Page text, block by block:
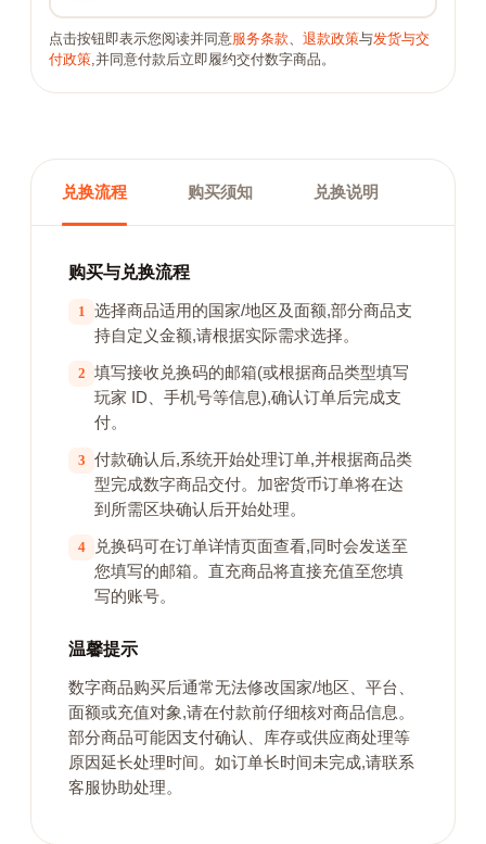
点击按钮即表示您阅读并同意服务条款、 退款政策与发货与交
付政策,并同意付款后立即履约交付数字商品。
兑换流程 购买须知 兑换说明
购买与兑换流程
1 选择商品适用的国家/地区及面额,部分商品支
持自定义金额,请根据实际需求选择。
2 填写接收兑换码的邮箱(或根据商品类型填写
玩家 ID、手机号等信息),确认订单后完成支
付。
3 付款确认后,系统开始处理订单,并根据商品类
型完成数字商品交付。加密货币订单将在达
到所需区块确认后开始处理。
4
兑换码可在订单详情页面查看,同时会发送至
您填写的邮箱。直充商品将直接充值至您填
写的账号。
温馨提示
数字商品购买后通常无法修改国家/地区、平台、
面额或充值对象,请在付款前仔细核对商品信息。
部分商品可能因支付确认、库存或供应商处理等
原因延长处理时间。如订单长时间未完成,请联系
客服协助处理。